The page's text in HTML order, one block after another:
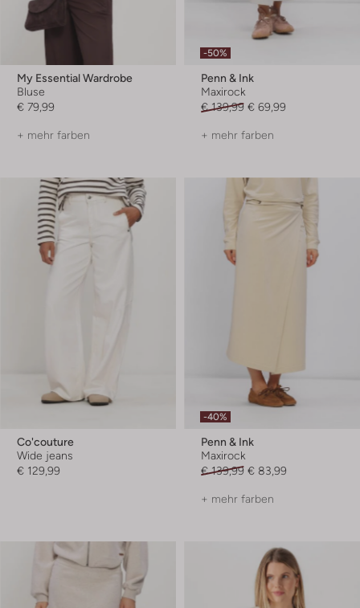
My Essential Wardrobe
Bluse
€ 79,99
+ mehr farben
-50%
Penn & Ink
Maxirock
€ 139,99 € 69,99
+ mehr farben
Co'couture
Wide jeans
€ 129,99
-40%
Penn & Ink
Maxirock
€ 139,99 € 83,99
+ mehr farben